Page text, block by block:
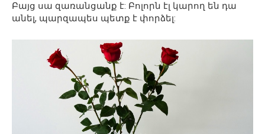
Բայց սա զառանցանք է: Բոլորն էլ կարող են դա
անել, պարզապես պետք է փորձել: